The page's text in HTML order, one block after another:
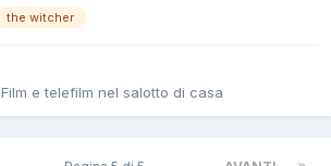
the witcher
Film e telefilm nel salotto di casa